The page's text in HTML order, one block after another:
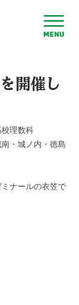
toggle
menu
開催し
数科
ノ内・徳島
衣笠で